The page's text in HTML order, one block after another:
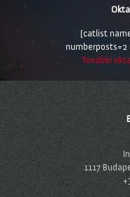
[catlist
numberposts=2
További
1117